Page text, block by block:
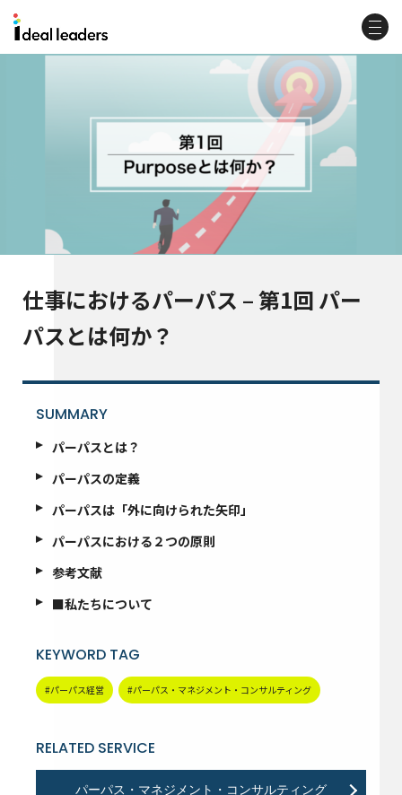
仕事におけるパーパス – 第1回 パー
パスとは何か？
SUMMARY
パーパスとは？
パーパスの定義
パーパスは「外に向けられた矢印」
パーパスにおける２つの原則
参考文献
■私たちについて
KEYWORD TAG
#パーパス経営 #パーパス・マネジメント・コンサルティング
RELATED SERVICE
パーパス・マネジメント・コンサルティング